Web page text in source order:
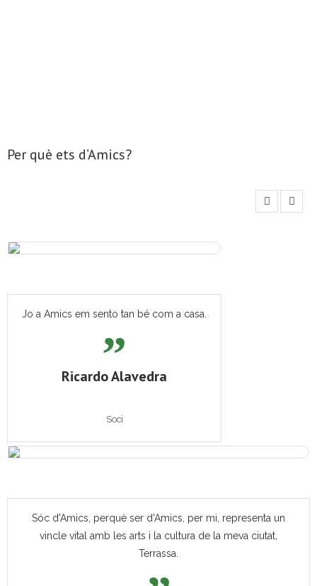
Per què ets d’Amics?
Jo a Amics em sento tan bé com a casa.
Ricardo Alavedra
Soci
Sóc d'Amics, perquè ser d'Amics, per mi, representa un
vincle vital amb les arts i la cultura de la meva ciutat,
Terrassa.